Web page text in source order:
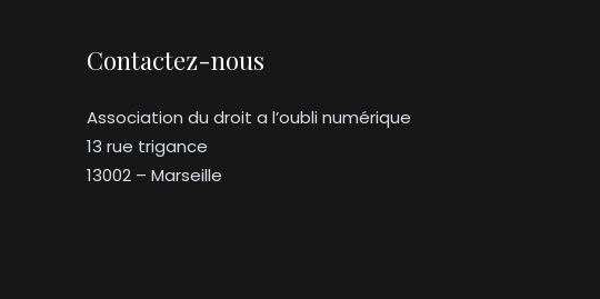
Contactez-nous
Association du droit a l’oubli numérique
13 rue trigance
13002 – Marseille